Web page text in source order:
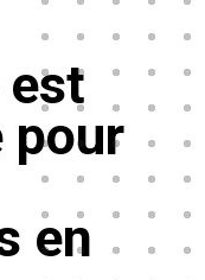
pour
en